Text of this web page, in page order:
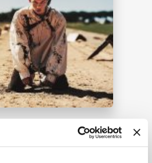
TOUR
NEWS